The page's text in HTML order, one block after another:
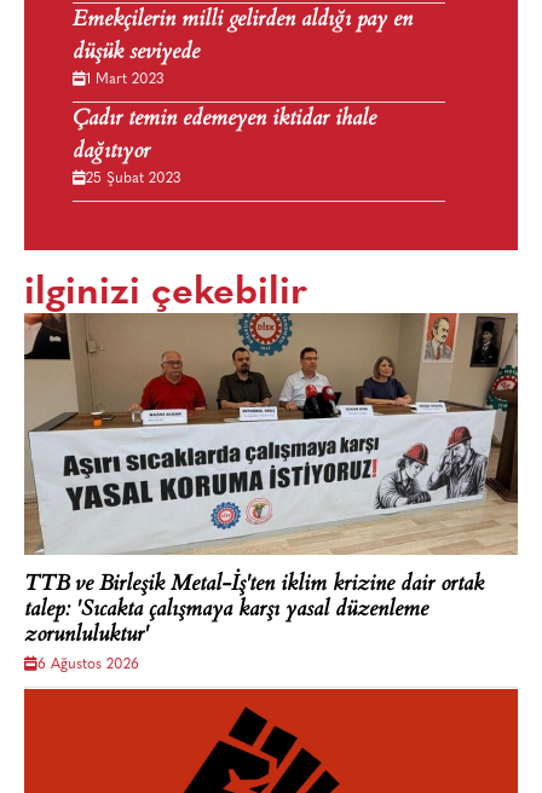
Emekçilerin milli gelirden aldığı pay en
düşük seviyede
1 Mart 2023
Çadır temin edemeyen iktidar ihale
dağıtıyor
25 Şubat 2023
ilginizi çekebilir
TTB ve Birleşik Metal-İş'ten iklim krizine dair ortak
talep: 'Sıcakta çalışmaya karşı yasal düzenleme
zorunluluktur'
6 Ağustos 2026